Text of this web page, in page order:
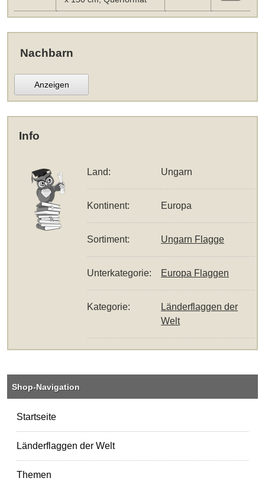
Nachbarn
Anzeigen
Info
Land: Ungarn
Kontinent: Europa
Sortiment: Ungarn Flagge
Unterkategorie: Europa Flaggen
Kategorie:
Länderflaggen der
Welt
Shop-Navigation
Startseite
Länderflaggen der Welt
Themen